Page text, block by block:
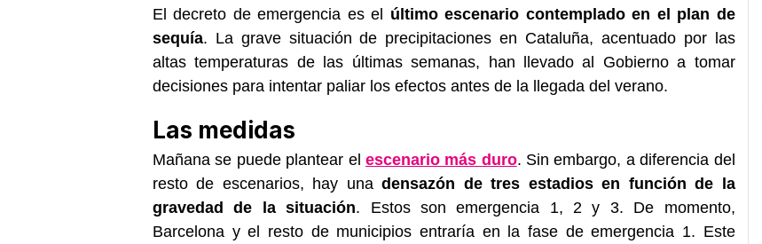
El decreto de emergencia es el último escenario contemplado en el plan de
sequía. La grave situación de precipitaciones en Cataluña, acentuado por las
altas temperaturas de las últimas semanas, han llevado al Gobierno a tomar
decisiones para intentar paliar los efectos antes de la llegada del verano.
Las medidas
Mañana se puede plantear el escenario más duro. Sin embargo, a diferencia del
resto de escenarios, hay unadensazón de tres estadios en función de la
gravedad de la situación. Estos son emergencia 1, 2 y 3. De momento,
Barcelona y el resto de municipios entraría en la fase de emergencia 1. Este